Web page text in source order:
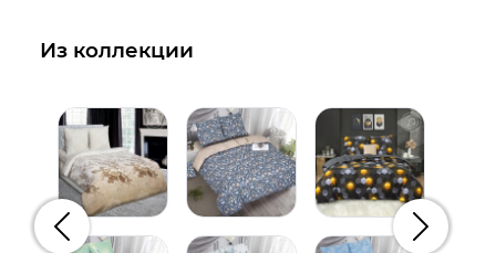
Из коллекции
Предыдущий